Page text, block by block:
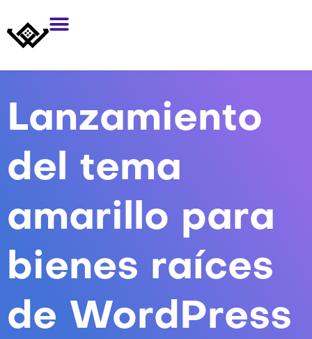
Lanzamiento
del tema
amarillo para
bienes raíces
de WordPress